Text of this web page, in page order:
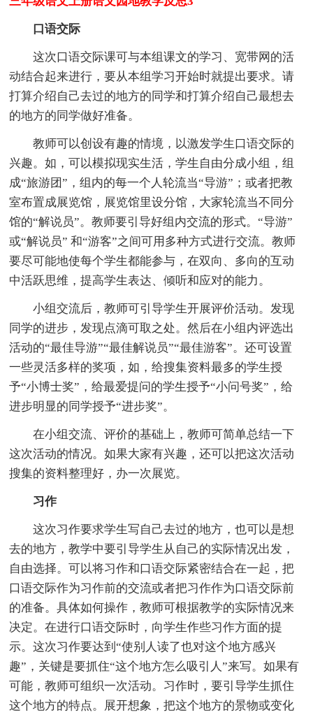
口语交际
这次口语交际课可与本组课文的学习、宽带网的活
动结合起来进行，要从本组学习开始时就提出要求。请
打算介绍自己去过的地方的同学和打算介绍自己最想去
的地方的同学做好准备。
教师可以创设有趣的情境，以激发学生口语交际的
兴趣。如，可以模拟现实生活，学生自由分成小组，组
成“旅游团”，组内的每一个人轮流当“导游”；或者把教
室布置成展览馆，展览馆里设分馆，大家轮流当不同分
馆的“解说员”。教师要引导好组内交流的形式。“导游”
或“解说员” 和“游客”之间可用多种方式进行交流。教师
要尽可能地使每个学生都能参与，在双向、多向的互动
中活跃思维，提高学生表达、倾听和应对的能力。
小组交流后，教师可引导学生开展评价活动。发现
同学的进步，发现点滴可取之处。然后在小组内评选出
活动的“最佳导游”“最佳解说员”“最佳游客”。还可设置
一些灵活多样的奖项，如，给搜集资料最多的学生授
予“小博士奖”，给最爱提问的学生授予“小问号奖”，给
进步明显的同学授予“进步奖”。
在小组交流、评价的基础上，教师可简单总结一下
这次活动的情况。如果大家有兴趣，还可以把这次活动
搜集的资料整理好，办一次展览。
习作
这次习作要求学生写自己去过的地方，也可以是想
去的地方，教学中要引导学生从自己的实际情况出发，
自由选择。可以将习作和口语交际紧密结合在一起，把
口语交际作为习作前的交流或者把习作作为口语交际前
的准备。具体如何操作，教师可根据教学的实际情况来
决定。在进行口语交际时，向学生作些习作方面的提
示。这次习作要达到“使别人读了也对这个地方感兴
趣”，关键是要抓住“这个地方怎么吸引人”来写。如果有
可能，教师可组织一次活动。习作时，要引导学生抓住
这个地方的特点。展开想象，把这个地方的景物或变化